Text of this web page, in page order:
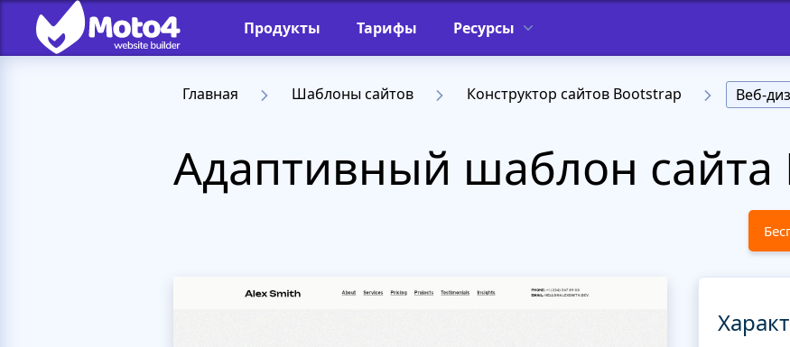
Продукты Тарифы Ресурсы
Главная Шаблоны сайтов Конструктор сайтов Bootstrap Веб-
Адаптивный шаблон сайта